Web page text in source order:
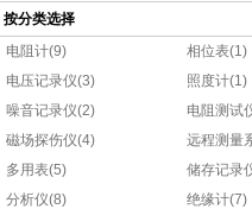
按分类选择
电阻计(9)
相位表(1)
电压记录仪(3)
照度计(1)
噪音记录仪(2)
电阻测试
磁场探伤仪(4)
远程测量
多用表(5)
储存记录
分析仪(8)
绝缘计(7)